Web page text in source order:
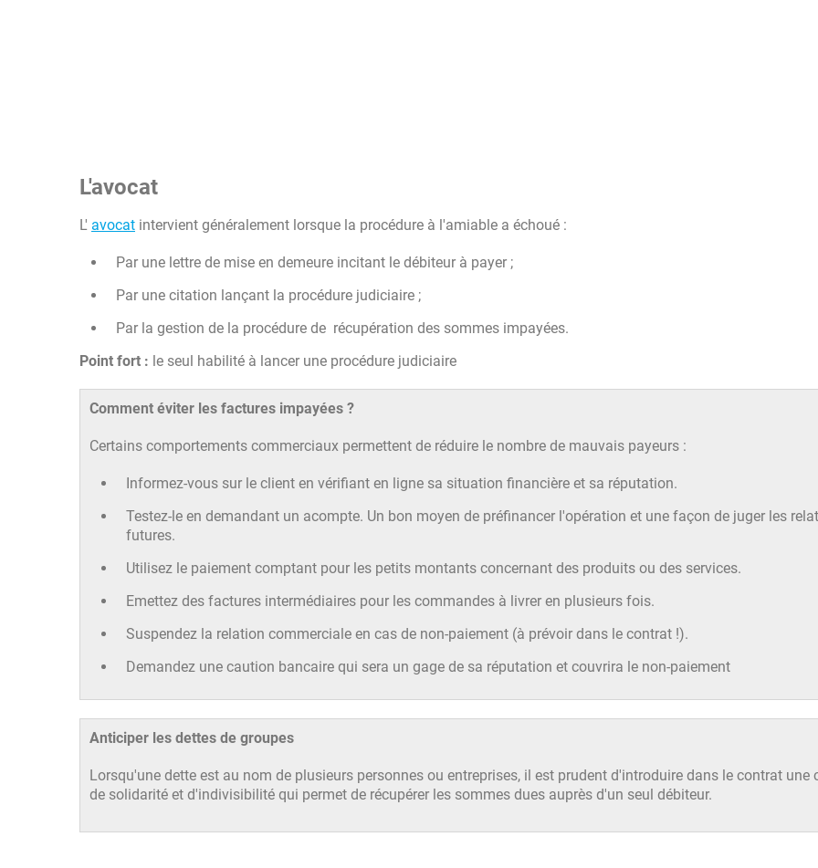
L'avocat
L' avocat intervient généralement lorsque la procédure à l'amiable a échoué :
Par une lettre de mise en demeure incitant le débiteur à payer ;
Par une citation lançant la procédure judiciaire ;
Par la gestion de la procédure de récupération des sommes impayées.
Point fort : le seul habilité à lancer une procédure judiciaire
Comment éviter les factures impayées ?
Certains comportements commerciaux permettent de réduire le nombre de mauvais payeurs :
Informez-vous sur le client en vérifiant en ligne sa situation financière et sa réputation.
Testez-le en demandant un acompte. Un bon moyen de préfinancer l'opération et une façon de juger les
futures.
Utilisez le paiement comptant pour les petits montants concernant des produits ou des services.
Emettez des factures intermédiaires pour les commandes à livrer en plusieurs fois.
Suspendez la relation commerciale en cas de non-paiement (à prévoir dans le contrat !).
Demandez une caution bancaire qui sera un gage de sa réputation et couvrira le non-paiement
Anticiper les dettes de groupes
Lorsqu'une dette est au nom de plusieurs personnes ou entreprises, il est prudent d'introduire dans le contrat une
de solidarité et d'indivisibilité qui permet de récupérer les sommes dues auprès d'un seul débiteur.